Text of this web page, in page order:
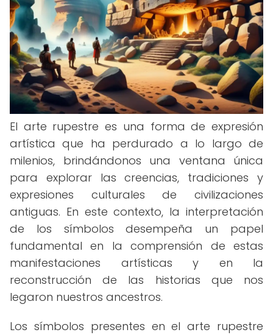
El arte rupestre es una forma de expresión
artística que ha perdurado a lo largo de
milenios, brindándonos una ventana única
para explorar las creencias, tradiciones y
expresiones culturales de civilizaciones
antiguas. En este contexto, la interpretación
de los símbolos desempeña un papel
fundamental en la comprensión de estas
manifestaciones artísticas y en la
reconstrucción de las historias que nos
legaron nuestros ancestros.
Los símbolos presentes en el arte rupestre